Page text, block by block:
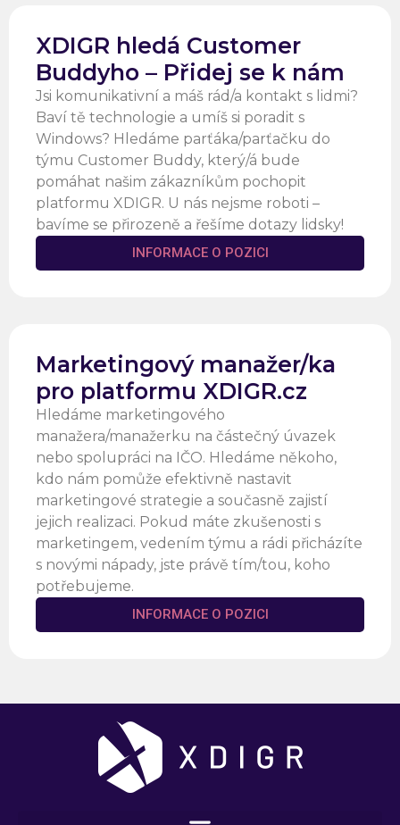
XDIGR hledá Customer
Buddyho – Přidej se k nám
Jsi komunikativní a máš rád/a kontakt s lidmi?
Baví tě technologie a umíš si poradit s
Windows? Hledáme parťáka/parťačku do
týmu Customer Buddy, který/á bude
pomáhat našim zákazníkům pochopit
platformu XDIGR. U nás nejsme roboti –
bavíme se přirozeně a řešíme dotazy lidsky!
INFORMACE O POZICI
Marketingový manažer/ka
pro platformu XDIGR.cz
Hledáme marketingového
manažera/manažerku na částečný úvazek
nebo spolupráci na IČO. Hledáme někoho,
kdo nám pomůže efektivně nastavit
marketingové strategie a současně zajistí
jejich realizaci. Pokud máte zkušenosti s
marketingem, vedením týmu a rádi přicházíte
s novými nápady, jste právě tím/tou, koho
potřebujeme.
INFORMACE O POZICI